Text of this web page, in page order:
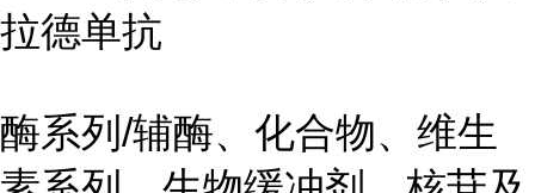
拉德单抗
酶系列/辅酶、化合物、维生